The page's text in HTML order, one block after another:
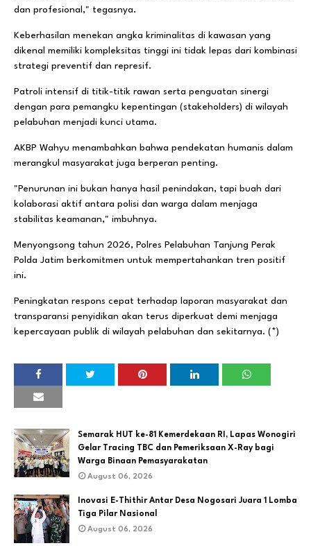
dan profesional," tegasnya.
Keberhasilan menekan angka kriminalitas di kawasan yang
dikenal memiliki kompleksitas tinggi ini tidak lepas dari kombinasi
strategi preventif dan represif.
Patroli intensif di titik-titik rawan serta penguatan sinergi
dengan para pemangku kepentingan (stakeholders) di wilayah
pelabuhan menjadi kunci utama.
AKBP Wahyu menambahkan bahwa pendekatan humanis dalam
merangkul masyarakat juga berperan penting.
"Penurunan ini bukan hanya hasil penindakan, tapi buah dari
kolaborasi aktif antara polisi dan warga dalam menjaga
stabilitas keamanan," imbuhnya.
Menyongsong tahun 2026, Polres Pelabuhan Tanjung Perak
Polda Jatim berkomitmen untuk mempertahankan tren positif
ini.
Peningkatan respons cepat terhadap laporan masyarakat dan
transparansi penyidikan akan terus diperkuat demi menjaga
kepercayaan publik di wilayah pelabuhan dan sekitarnya. (*)
Semarak HUT ke-81 Kemerdekaan RI, Lapas Wonogiri
Gelar Tracing TBC dan Pemeriksaan X-Ray bagi
Warga Binaan Pemasyarakatan
August 06, 2026
Inovasi E-Thithir Antar Desa Nogosari Juara 1 Lomba
Tiga Pilar Nasional
August 06, 2026